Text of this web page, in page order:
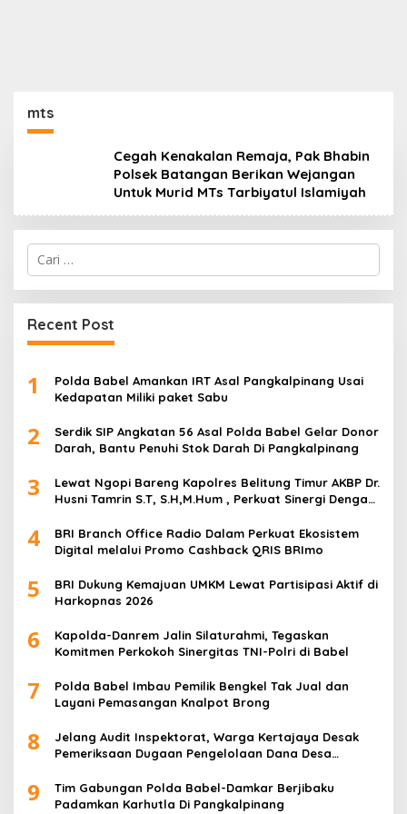
mts
Cegah Kenakalan Remaja, Pak Bhabin
Polsek Batangan Berikan Wejangan
Untuk Murid MTs Tarbiyatul Islamiyah
Cari
untuk:
Recent Post
1
Polda Babel Amankan IRT Asal Pangkalpinang Usai
Kedapatan Miliki paket Sabu
2
Serdik SIP Angkatan 56 Asal Polda Babel Gelar Donor
Darah, Bantu Penuhi Stok Darah Di Pangkalpinang
3
Lewat Ngopi Bareng Kapolres Belitung Timur AKBP Dr.
Husni Tamrin S.T, S.H,M.Hum , Perkuat Sinergi Dengan
4
BRI Branch Office Radio Dalam Perkuat Ekosistem
Digital melalui Promo Cashback QRIS BRImo
5
BRI Dukung Kemajuan UMKM Lewat Partisipasi Aktif di
Harkopnas 2026
6
Kapolda-Danrem Jalin Silaturahmi, Tegaskan
Komitmen Perkokoh Sinergitas TNI-Polri di Babel
7
Polda Babel Imbau Pemilik Bengkel Tak Jual dan
Layani Pemasangan Knalpot Brong
8
Jelang Audit Inspektorat, Warga Kertajaya Desak
Pemeriksaan Dugaan Pengelolaan Dana Desa
9
Tim Gabungan Polda Babel-Damkar Berjibaku
Padamkan Karhutla Di Pangkalpinang